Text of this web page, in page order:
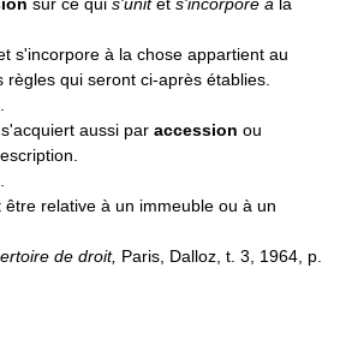
s'incorpore à la chose appartient au
qui seront ci-après établies.
aussi par accession ou
être relative à un immeuble ou à un
de droit, Paris, Dalloz, t. 3, 1964, p.